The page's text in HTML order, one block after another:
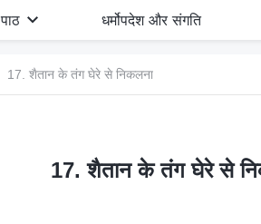
पाठ धर्मोपदेश और संगति
17. शैतान के तंग घेरे से निकलना
17. शैतान के तंग घेरे से